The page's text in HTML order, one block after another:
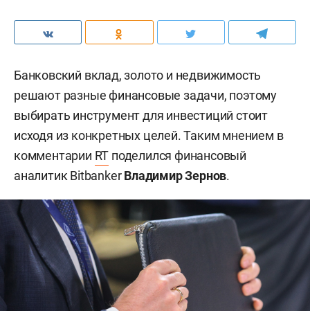
Банковский вклад, золото и недвижимость
решают разные финансовые задачи, поэтому
выбирать инструмент для инвестиций стоит
исходя из конкретных целей. Таким мнением в
комментарии RT поделился финансовый
аналитик BitbankerВладимир Зернов.